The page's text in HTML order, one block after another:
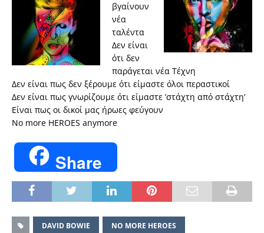
βγαίνουν
νέα
ταλέντα
Δεν είναι
ότι δεν
παράγεται νέα Τέχνη
Δεν είναι πως δεν ξέρουμε ότι είμαστε όλοι περαστικοί
Δεν είναι πως γνωρίζουμε ότι είμαστε ’στάχτη από στάχτη’
Είναι πως οι δικοί μας ήρωες φεύγουν
No more HEROES anymore
Share
DAVID BOWIE NO MORE HEROES